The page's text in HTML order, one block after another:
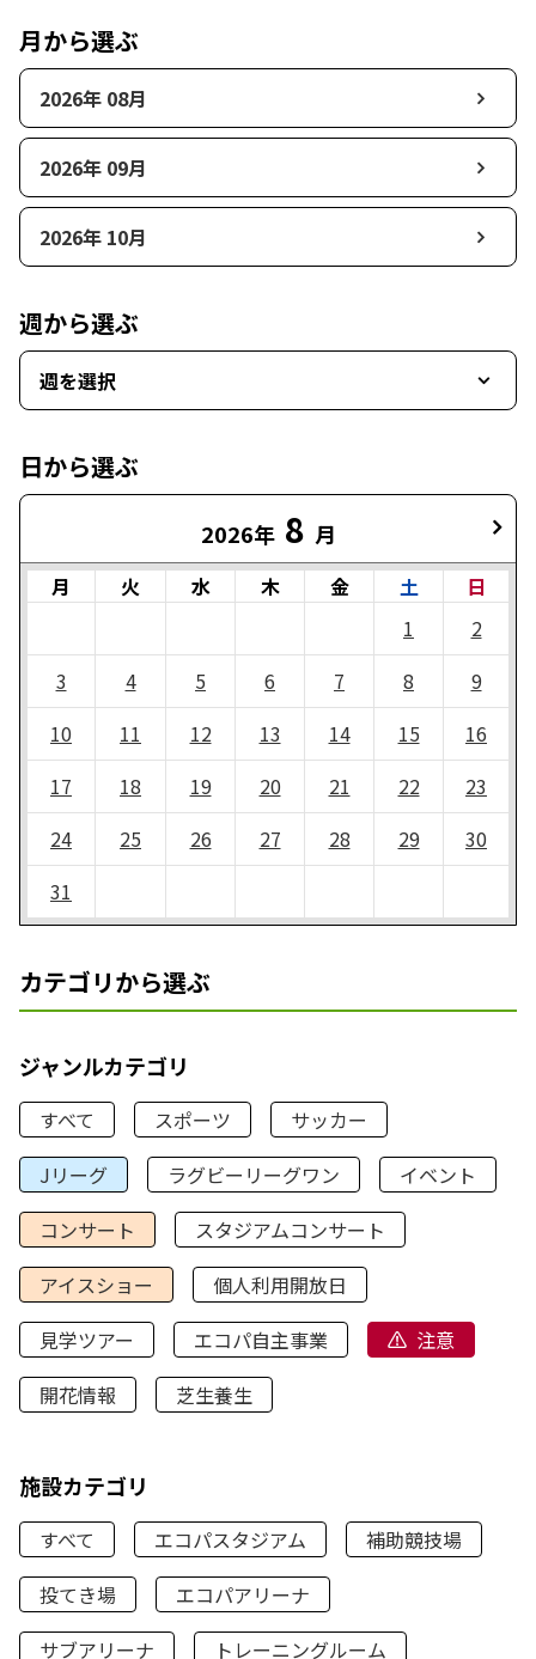
月から選ぶ
2026年 08月
2026年 09月
2026年 10月
週から選ぶ
週を選択
日から選ぶ
2026年 8 月
月 火 水 木 金 土
日
1
2
3
4 5 6 7 8
9
10
11 12 13 14 15
16
17
18 19 20 21 22
23
24
25 26 27 28 29
30
31
カテゴリから選ぶ
ジャンルカテゴリ
すべて スポーツ
サッカー
Jリーグ
ラグビーリーグワン
イベント
コンサート
スタジアムコンサート
アイスショー
個人利用開放日
見学ツアー
エコパ自主事業
注意
開花情報
芝生養生
施設カテゴリ
すべて エコパスタジアム
補助競技場
投てき場
エコパアリーナ
サブアリーナ
トレーニングルーム